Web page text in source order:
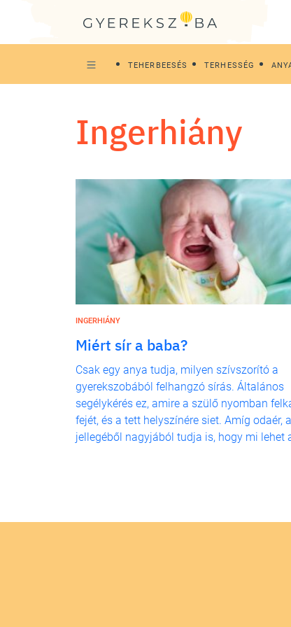
TEHERBEESÉS TERHESSÉG
ingerhiány
INGERHIÁNY
Miért sír a baba?
Csak egy anya tudja, milyen szívszorító a
gyerekszobából felhangzó sírás. Általános
segélykérés ez, amire a szülő nyomban
fejét, és a tett helyszínére siet. Amíg odaér,
jellegéből nagyjából tudja is, hogy mi lehet